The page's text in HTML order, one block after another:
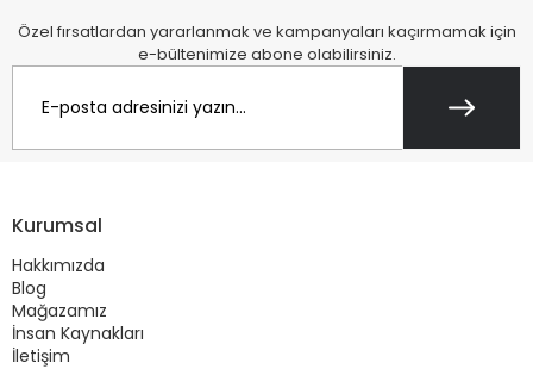
Özel fırsatlardan yararlanmak ve kampanyaları kaçırmamak için
e-bültenimize abone olabilirsiniz.
Kurumsal
Hakkımızda
Blog
Mağazamız
İnsan Kaynakları
İletişim